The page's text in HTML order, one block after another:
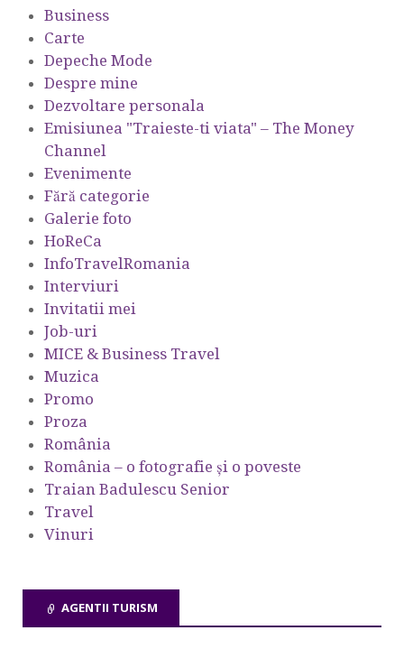
Business
Carte
Depeche Mode
Despre mine
Dezvoltare personala
Emisiunea "Traieste-ti viata" – The Money
Channel
Evenimente
Fără categorie
Galerie foto
HoReCa
InfoTravelRomania
Interviuri
Invitatii mei
Job-uri
MICE & Business Travel
Muzica
Promo
Proza
România
România – o fotografie şi o poveste
Traian Badulescu Senior
Travel
Vinuri
AGENTII TURISM